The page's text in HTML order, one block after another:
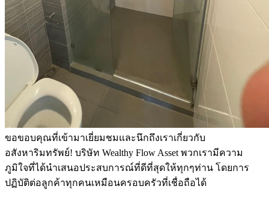
ขอขอบคุณที่เข้ามาเยี่ยมชมและนึกถึงเราเกี่ยวกับ
อสังหาริมทรัพย์! บริษัท Wealthy Flow Asset พวกเรามีความ
ภูมิใจที่ได้นำเสนอประสบการณ์ที่ดีที่สุดให้ทุกๆท่าน โดยการ
ปฏิบัติต่อลูกค้าทุกคนเหมือนครอบครัวที่เชื่อถือได้